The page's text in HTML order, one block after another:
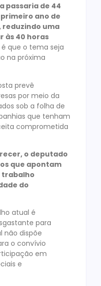
passaria de 44
ano de
reduzindo uma
às 40 horas
que o tema seja
na próxima
prevê
por meio da
sob a folha de
que tenham
comprometida
o deputado
que apontam
trabalho
do
atual é
para
não dispõe
o convívio
em
e